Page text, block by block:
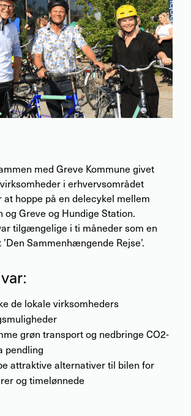
med Greve Kommune givet
i erhvervsområdet
at hoppe på en delecykel mellem
og Greve og Hundige Station.
tilgængelige i ti måneder som en
Sammenhængende Rejse’.
lokale virksomheders
transport og nedbringe CO2-
pendling
alternativer til bilen for
og timelønnede